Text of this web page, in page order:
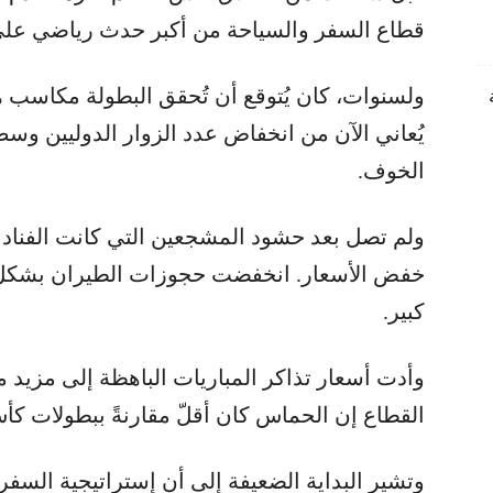
قطاع السفر والسياحة من أكبر حدث رياضي على
ولسنوات، كان يُتوقع أن تُحقق البطولة مكاسب
يُعاني الآن من انخفاض عدد الزوار الدوليين
الخوف.
ولم تصل بعد حشود المشجعين التي كانت
خفض الأسعار. انخفضت حجوزات الطيران بشكل
كبير.
وأدت أسعار تذاكر المباريات الباهظة إلى
القطاع إن الحماس كان أقلّ مقارنةً ببطولات
وتشير البداية الضعيفة إلى أن إستراتيجية